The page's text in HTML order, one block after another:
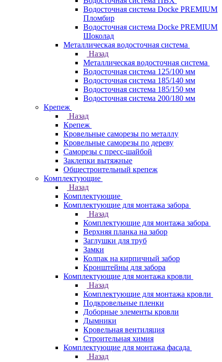
Водосточная система Docke PREMIUM
Пломбир
Водосточная система Docke PREMIUM
Шоколад
Металлическая водосточная система
Назад
Металлическая водосточная система
Водосточная система 125/100 мм
Водосточная система 185/140 мм
Водосточная система 185/150 мм
Водосточная система 200/180 мм
Крепеж
Назад
Крепеж
Кровельные саморезы по металлу
Кровельные саморезы по дереву
Саморезы с пресс-шайбой
Заклепки вытяжные
Общестроительный крепеж
Комплектующие
Назад
Комплектующие
Комплектующие для монтажа забора
Назад
Комплектующие для монтажа забора
Верхняя планка на забор
Заглушки для труб
Замки
Колпак на кирпичный забор
Кронштейны для забора
Комплектующие для монтажа кровли
Назад
Комплектующие для монтажа кровли
Подкровельные пленки
Доборные элементы кровли
Дымники
Кровельная вентиляция
Строительная химия
Комплектующие для монтажа фасада
Назад